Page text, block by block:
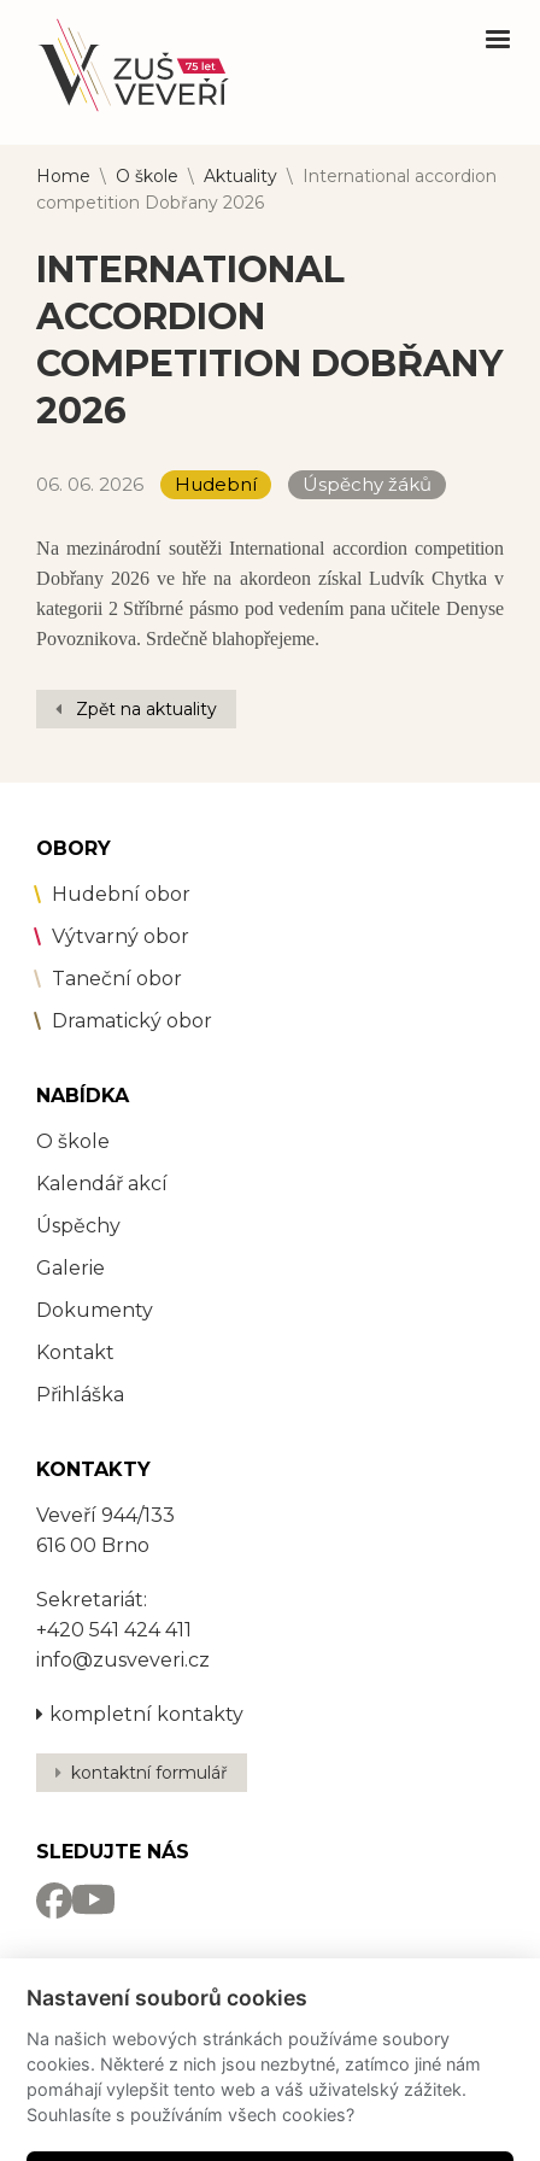
Home \ O škole \ Aktuality \ International accordion
competition Dobřany 2026
INTERNATIONAL
ACCORDION
COMPETITION DOBŘANY
2026
06. 06. 2026 Hudební Úspěchy žáků
Na mezinárodní soutěži International accordion competition
Dobřany 2026 ve hře na akordeon získal Ludvík Chytka v
kategorii 2 Stříbrné pásmo pod vedením pana učitele Denyse
Povoznikova. Srdečně blahopřejeme.
Zpět na aktuality
OBORY
Hudební obor
Výtvarný obor
Taneční obor
Dramatický obor
NABÍDKA
O škole
Kalendář akcí
Úspěchy
Galerie
Dokumenty
Kontakt
Přihláška
KONTAKTY
Veveří 944/133
616 00 Brno
Sekretariát:
+420 541 424 411
info@zusveveri.cz
kompletní kontakty
kontaktní formulář
SLEDUJTE NÁS
PRO MÉDIA
Nastavení souborů cookies
Na našich webových stránkách používáme soubory
cookies. Některé z nich jsou nezbytné, zatímco jiné nám
pomáhají vylepšit tento web a váš uživatelský zážitek.
Souhlasíte s používáním všech cookies?